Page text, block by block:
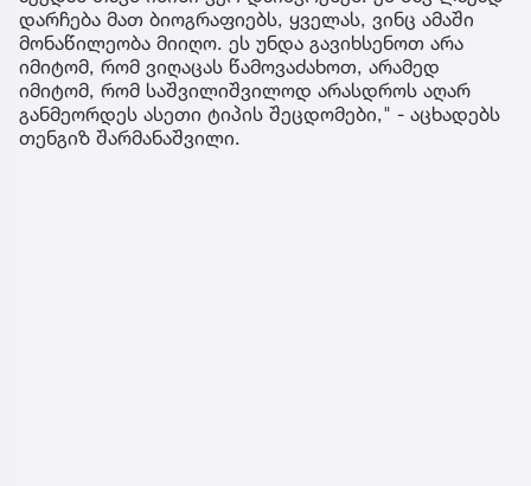
დარჩება მათ ბიოგრაფიებს, ყველას, ვინც ამაში
მონაწილეობა მიიღო. ეს უნდა გავიხსენოთ არა
იმიტომ, რომ ვიღაცას წამოვაძახოთ, არამედ
იმიტომ, რომ საშვილიშვილოდ არასდროს აღარ
განმეორდეს ასეთი ტიპის შეცდომები," - აცხადებს
თენგიზ შარმანაშვილი.